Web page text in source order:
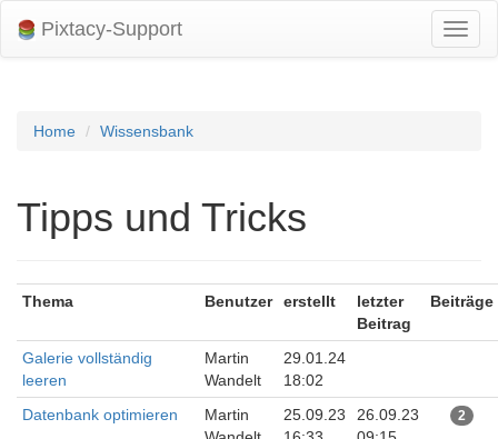
Pixtacy-Support
Home Wissensbank
Tipps und Tricks
Thema Benutzer erstellt
letzter
Beitrag
Beiträge
Galerie vollständig
leeren
Martin
Wandelt
29.01.24
18:02
Datenbank optimieren
Martin
25.09.23
26.09.23
2